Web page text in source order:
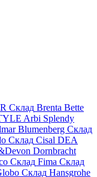
Склад Brenta Bette
Arbi Splendy
Blumenberg Склад
Склад Cisal DEA
Dornbracht
Склад Fima Склад
Склад Hansgrohe